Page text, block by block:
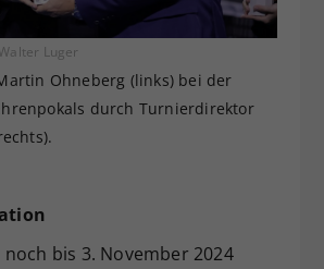
Luger
Ohneberg (links) bei der
durch Turnierdirektor
bis 3. November 2024